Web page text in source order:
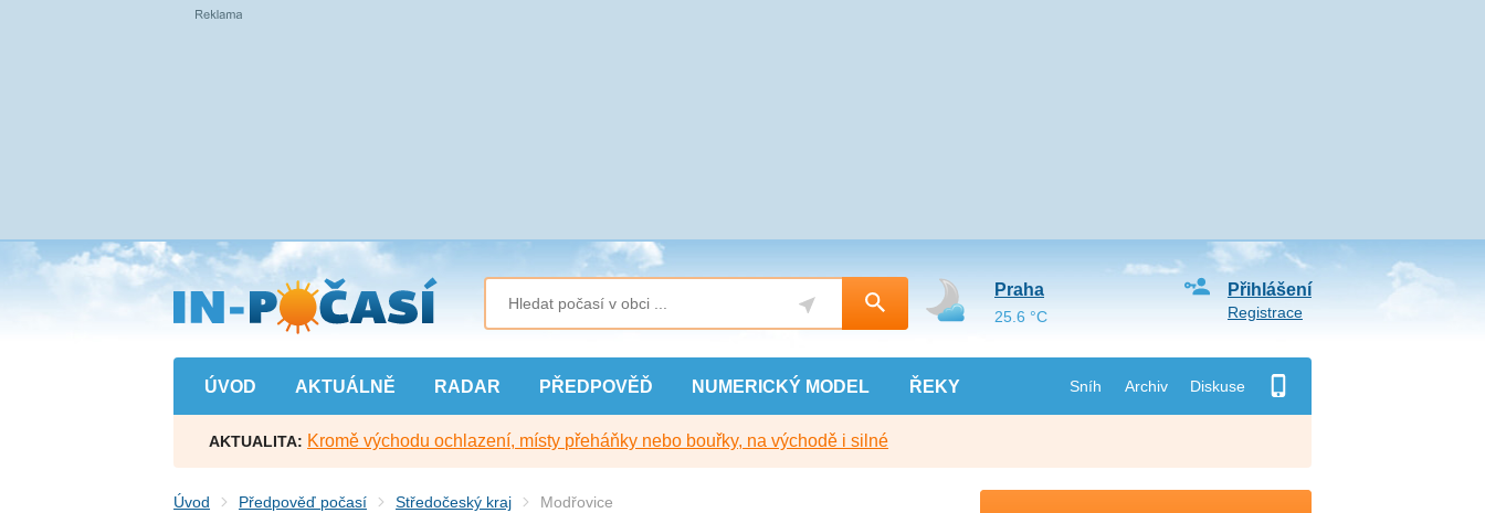
Přejít
na
hlavní
obsah
ÚVOD AKTUÁLNĚ RADAR PŘEDPOVĚĎ NUMERICKÝ MODEL ŘEKY Sníh Archiv Diskuse
Přihlášení
Registrace
Praha
25.6 °C
AKTUALITA: Kromě východu ochlazení, místy přeháňky nebo bouřky, na východě i silné
Úvod Předpověď počasí Středočeský kraj Modřovice